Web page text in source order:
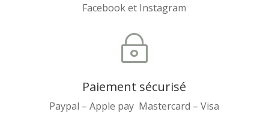
Facebook et Instagram
~
Paiement sécurisé
Paypal – Apple pay Mastercard – Visa